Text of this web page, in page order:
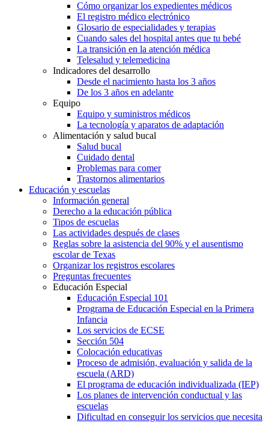
Cómo organizar los expedientes médicos
El registro médico electrónico
Glosario de especialidades y terapias
Cuando sales del hospital antes que tu bebé
La transición en la atención médica
Telesalud y telemedicina
Indicadores del desarrollo
Desde el nacimiento hasta los 3 años
De los 3 años en adelante
Equipo
Equipo y suministros médicos
La tecnología y aparatos de adaptación
Alimentación y salud bucal
Salud bucal
Cuidado dental
Problemas para comer
Trastornos alimentarios
Educación y escuelas
Información general
Derecho a la educación pública
Tipos de escuelas
Las actividades después de clases
Reglas sobre la asistencia del 90% y el ausentismo
escolar de Texas
Organizar los registros escolares
Preguntas frecuentes
Educación Especial
Educación Especial 101
Programa de Educación Especial en la Primera
Infancia
Los servicios de ECSE
Sección 504
Colocación educativas
Proceso de admisión, evaluación y salida de la
escuela (ARD)
El programa de educación individualizada (IEP)
Los planes de intervención conductual y las
escuelas
Dificultad en conseguir los servicios que necesita